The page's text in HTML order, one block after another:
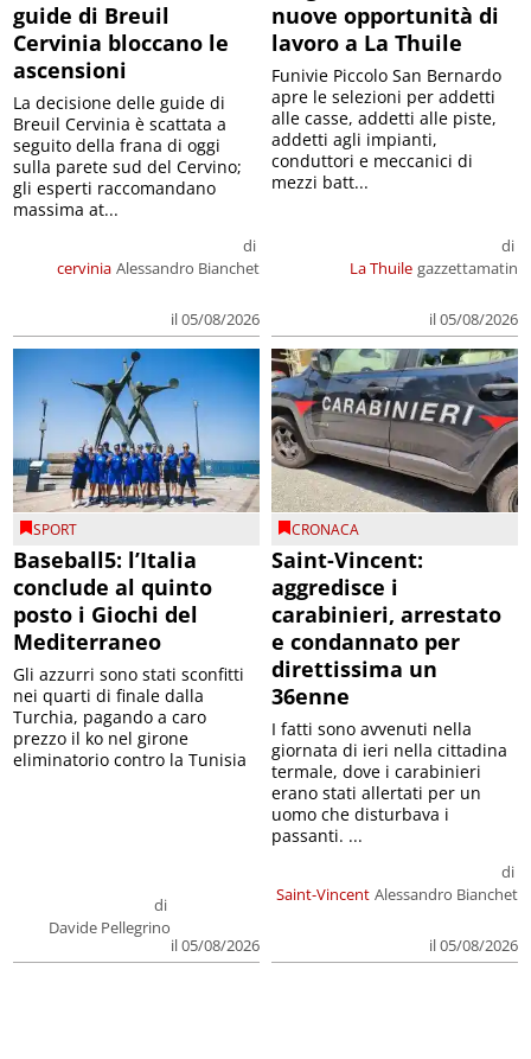
guide di Breuil
Cervinia bloccano le
ascensioni
cervinia
di
Alessandro Bianchet
il 05/08/2026
La decisione delle guide di
Breuil Cervinia è scattata a
seguito della frana di oggi
sulla parete sud del Cervino;
gli esperti raccomandano
massima at...
nuove opportunità di
lavoro a La Thuile
La Thuile
di
gazzettamatin
il 05/08/2026
Funivie Piccolo San Bernardo
apre le selezioni per addetti
alle casse, addetti alle piste,
addetti agli impianti,
conduttori e meccanici di
mezzi batt...
SPORT
Baseball5: l’Italia
conclude al quinto
posto i Giochi del
Mediterraneo
di
Davide Pellegrino
il 05/08/2026
Gli azzurri sono stati sconfitti
nei quarti di finale dalla
Turchia, pagando a caro
prezzo il ko nel girone
eliminatorio contro la Tunisia
CRONACA
Saint-Vincent:
aggredisce i
carabinieri, arrestato
e condannato per
direttissima un
36enne
Saint-Vincent
di
Alessandro Bianchet
il 05/08/2026
I fatti sono avvenuti nella
giornata di ieri nella cittadina
termale, dove i carabinieri
erano stati allertati per un
uomo che disturbava i
passanti. ...